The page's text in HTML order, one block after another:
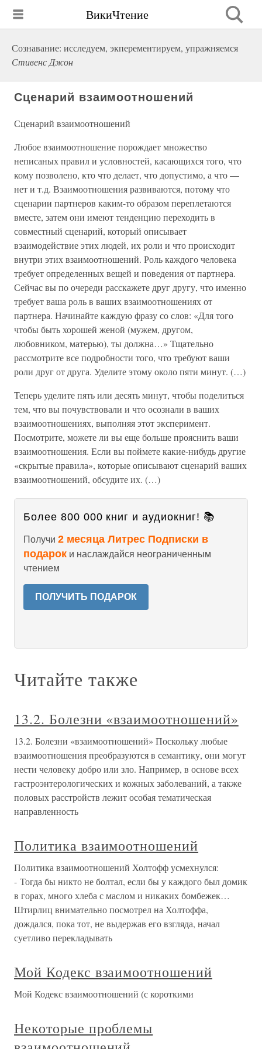
ВикиЧтение
Сознавание: исследуем, экперементируем, упражняемся
Стивенс Джон
Сценарий взаимоотношений
Сценарий взаимоотношений
Любое взаимоотношение порождает множество
неписаных правил и условностей, касающихся того, что
кому позволено, кто что делает, что допустимо, а что —
нет и т.д. Взаимоотношения развиваются, потому что
сценарии партнеров каким-то образом переплетаются
вместе, затем они имеют тенденцию переходить в
совместный сценарий, который описывает
взаимодействие этих людей, их роли и что происходит
внутри этих взаимоотношений. Роль каждого человека
требует определенных вещей и поведения от партнера.
Сейчас вы по очереди расскажете друг другу, что именно
требует ваша роль в ваших взаимоотношениях от
партнера. Начинайте каждую фразу со слов: «Для того
чтобы быть хорошей женой (мужем, другом,
любовником, матерью), ты должна…» Тщательно
рассмотрите все подробности того, что требуют ваши
роли друг от друга. Уделите этому около пяти минут. (…)
Теперь уделите пять или десять минут, чтобы поделиться
тем, что вы почувствовали и что осознали в ваших
взаимоотношениях, выполняя этот эксперимент.
Посмотрите, можете ли вы еще больше прояснить ваши
взаимоотношения. Если вы поймете какие-нибудь другие
«скрытые правила», которые описывают сценарий ваших
взаимоотношений, обсудите их. (…)
Более 800 000 книг и аудиокниг! 📚
Получи 2 месяца Литрес Подписки в
подарок и наслаждайся неограниченным
чтением
ПОЛУЧИТЬ ПОДАРОК
Читайте также
13.2. Болезни «взаимоотношений»
13.2. Болезни «взаимоотношений» Поскольку любые
взаимоотношения преобразуются в семантику, они могут
нести человеку добро или зло. Например, в основе всех
гастроэнтерологических и кожных заболеваний, а также
половых расстройств лежит особая тематическая
направленность
Политика взаимоотношений
Политика взаимоотношений Холтофф усмехнулся:
- Тогда бы никто не болтал, если бы у каждого был домик
в горах, много хлеба с маслом и никаких бомбежек…
Штирлиц внимательно посмотрел на Холтоффа,
дождался, пока тот, не выдержав его взгляда, начал
суетливо перекладывать
Мой Кодекс взаимоотношений
Мой Кодекс взаимоотношений (с короткими
Некоторые проблемы